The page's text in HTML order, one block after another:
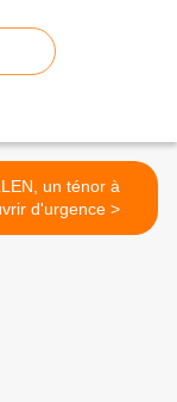
un ténor à
découvrir d'urgence >